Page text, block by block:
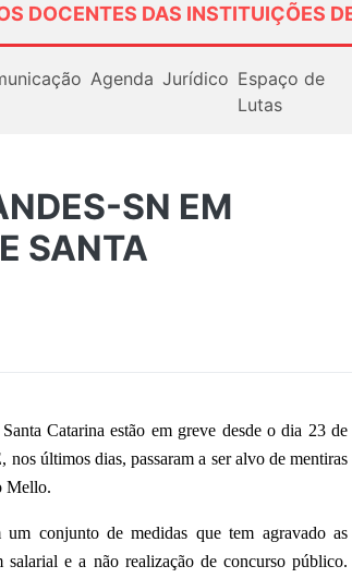
DOCENTES DAS INSTITUIÇÕES
Agenda Jurídico Espaço de
Lutas
SN EM
SANTA
Catarina estão em greve desde o dia 23 de
últimos dias, passaram a ser alvo de mentiras
Mello.
conjunto de medidas que tem agravado as
salarial e a não realização de concurso público.